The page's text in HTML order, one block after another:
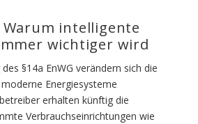
Warum intelligente
wichtiger wird
§14a EnWG verändern sich die
Energiesysteme
erhalten künftig die
Verbrauchseinrichtungen wie